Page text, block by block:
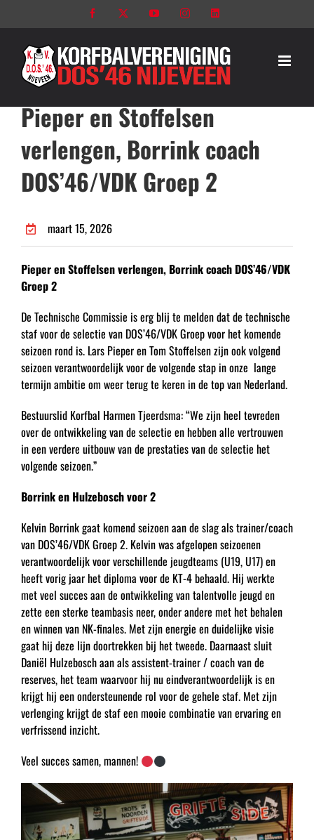
naar
Facebook YouTubeInstagram
Pieper en Stoffelsen
verlengen, Borrink coach
DOS’46/VDK Groep 2
maart 15, 2026
Pieper en Stoffelsen verlengen, Borrink coach DOS’46/VDK
Groep 2
De Technische Commissie is erg blij te melden dat de technische
staf voor de selectie van DOS’46/VDK Groep voor het komende
seizoen rond is. Lars Pieper en Tom Stoffelsen zijn ook volgend
seizoen verantwoordelijk voor de volgende stap in onze lange
termijn ambitie om weer terug te keren in de top van Nederland.
Bestuurslid Korfbal Harmen Tjeerdsma: “We zijn heel tevreden
over de ontwikkeling van de selectie en hebben alle vertrouwen
in een verdere uitbouw van de prestaties van de selectie het
volgende seizoen.”
Borrink en Hulzebosch voor 2
Kelvin Borrink gaat komend seizoen aan de slag als trainer/coach
van DOS’46/VDK Groep 2. Kelvin was afgelopen seizoenen
verantwoordelijk voor verschillende jeugdteams (U19, U17) en
heeft vorig jaar het diploma voor de KT-4 behaald. Hij werkte
met veel succes aan de ontwikkeling van talentvolle jeugd en
zette een sterke teambasis neer, onder andere met het behalen
en winnen van NK-finales. Met zijn energie en duidelijke visie
gaat hij deze lijn doortrekken bij het tweede. Daarnaast sluit
Daniël Hulzebosch aan als assistent-trainer / coach van de
reserves, het team waarvoor hij nu eindverantwoordelijk is en
krijgt hij een ondersteunende rol voor de gehele staf. Met zijn
verlenging krijgt de staf een mooie combinatie van ervaring en
verfrissend inzicht.
Veel succes samen, mannen!